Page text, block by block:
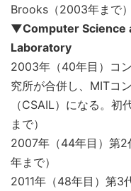
Brooks（2003年まで）
▼Computer Science
Laboratory
2003年（40年目）コ
究所が合併し、MITコ
（CSAIL）になる。
まで）
2007年（44年目）第2
年まで）
2011年（48年目）第3